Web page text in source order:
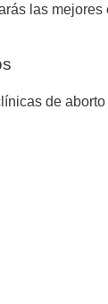
las mejores
de